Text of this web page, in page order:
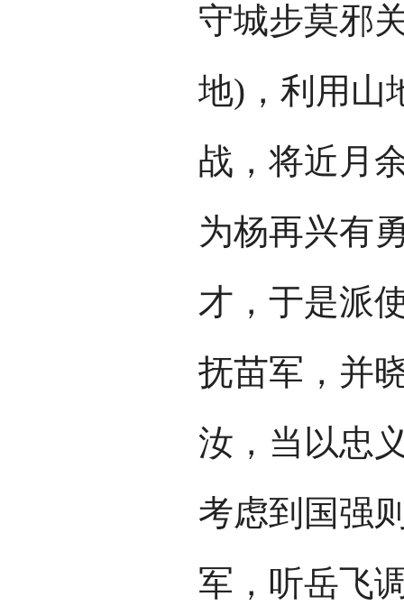
守城步莫邪
地)，利用山
战，将近月
为杨再兴有
才，于是派
抚苗军，并
汝，当以忠
考虑到国强
军，听岳飞